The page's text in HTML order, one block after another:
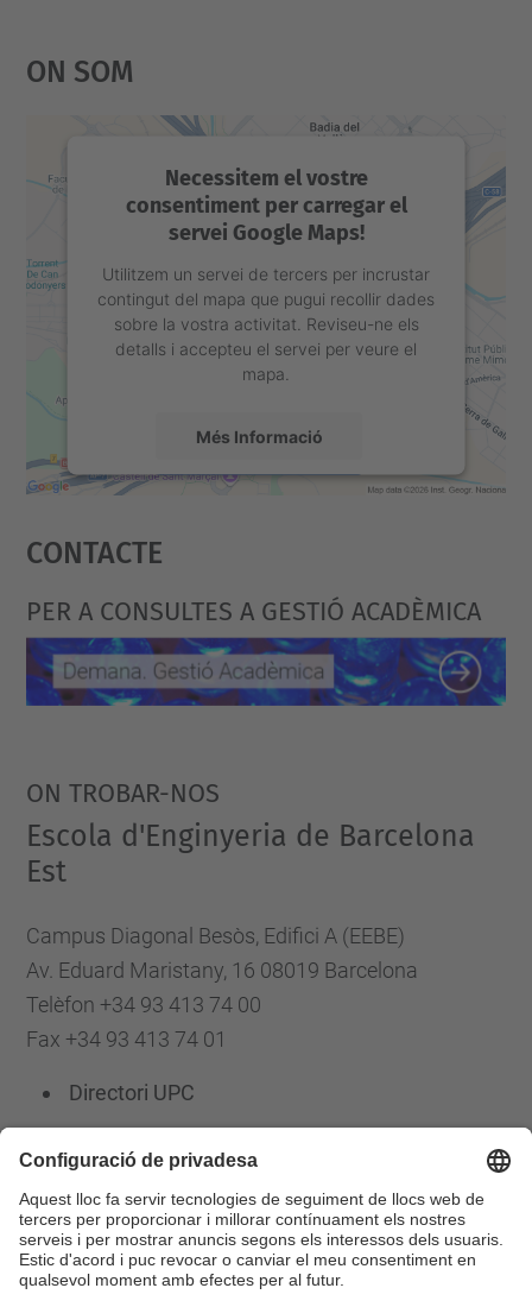
On Som
Necessitem el vostre
consentiment per carregar el
servei Google Maps!
Utilitzem un servei de tercers per incrustar
contingut del mapa que pugui recollir dades
sobre la vostra activitat. Reviseu-ne els
detalls i accepteu el servei per veure el
mapa.
Més Informació
powered by
Contacte
PER A CONSULTES A GESTIÓ ACADÈMICA
ON TROBAR-NOS
Escola d'Enginyeria de Barcelona
Est
Campus Diagonal Besòs, Edifici A (EEBE)
Av. Eduard Maristany, 16 08019 Barcelona
Telèfon +34 93 413 74 00
Fax +34 93 413 74 01
Directori UPC
Formulari de contacte
Llista Xarxes Socials